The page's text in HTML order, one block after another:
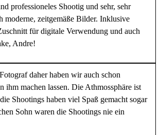
professioneles Shootig und sehr, sehr
moderne, zeitgemäße Bilder. Inklusive
für digitale Verwendung und auch
Andre!
daher haben wir auch schon
ihm machen lassen. Die Athmossphäre ist
Shootings haben viel Spaß gemacht sogar
Sohn waren die Shootings nie ein